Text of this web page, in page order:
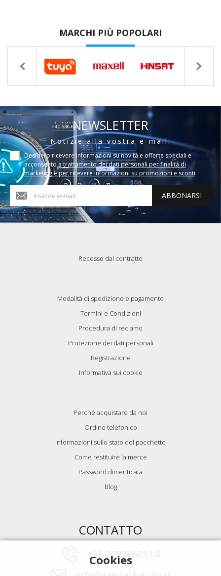
MARCHI PIÙ POPOLARI
NEWSLETTER
Notizie alla vostra e-mail.
Desidero ricevere informazioni su novità e offerte speciali e
acconsento a trattamento dei dati personali per finalità di
marketing e per ricevere informazioni su promozioni e sconti
ABBONARSI
Recesso dal contratto
Modalità di spedizione e pagamento
Termini e Condizioni
Procedura di reclamo
Protezione dei dati personali
Registrazione
Informativa sui cookie
Perché acquistare da noi
Ordine telefonico
Informazioni sullo stato del pacchetto
Come restituire la merce
Password dimenticata
Blog
CONTATTO
+39 3793860114
Cookies